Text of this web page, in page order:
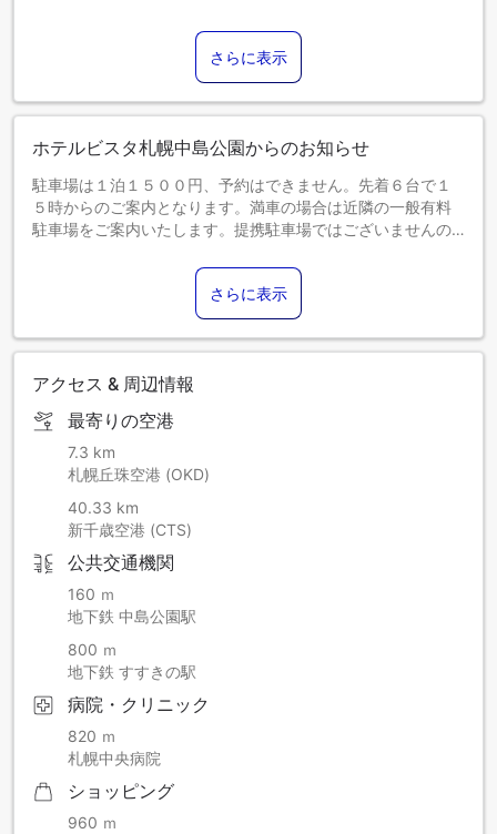
さらに表示
ホテルビスタ札幌中島公園からのお知らせ
駐車場は１泊１５００円、予約はできません。先着６台で１
５時からのご案内となります。満車の場合は近隣の一般有料
駐車場をご案内いたします。提携駐車場ではございませんの
さらに表示
アクセス & 周辺情報
最寄りの空港
7.3 km
札幌丘珠空港 (OKD)
40.33 km
新千歳空港 (CTS)
公共交通機関
160 ｍ
地下鉄 中島公園駅
800 ｍ
地下鉄 すすきの駅
病院・クリニック
820 ｍ
札幌中央病院
ショッピング
960 ｍ